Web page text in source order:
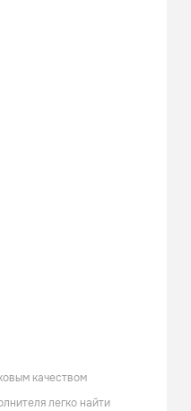
De Morte
качеством
легко найти